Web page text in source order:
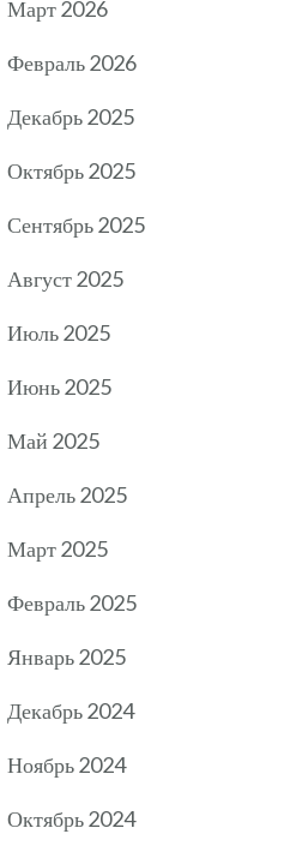
Март 2026
Февраль 2026
Декабрь 2025
Октябрь 2025
Сентябрь 2025
Август 2025
Июль 2025
Июнь 2025
Май 2025
Апрель 2025
Март 2025
Февраль 2025
Январь 2025
Декабрь 2024
Ноябрь 2024
Октябрь 2024